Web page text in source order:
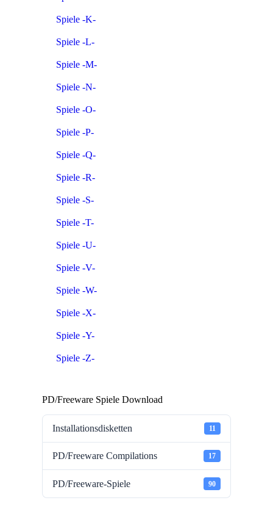
Spiele -K-
Spiele -L-
Spiele -M-
Spiele -N-
Spiele -O-
Spiele -P-
Spiele -Q-
Spiele -R-
Spiele -S-
Spiele -T-
Spiele -U-
Spiele -V-
Spiele -W-
Spiele -X-
Spiele -Y-
Spiele -Z-
PD/Freeware Spiele Download
Installationsdisketten 11
PD/Freeware Compilations 17
PD/Freeware-Spiele 90